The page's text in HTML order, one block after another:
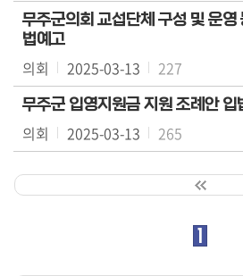
용
안
내
정
보
공
무주군의회 교섭단체 구성 및 운영
법예고
의회 2025-03-13 227
무주군 입영지원금 지원 조례안 입
의회 2025-03-13 265
1